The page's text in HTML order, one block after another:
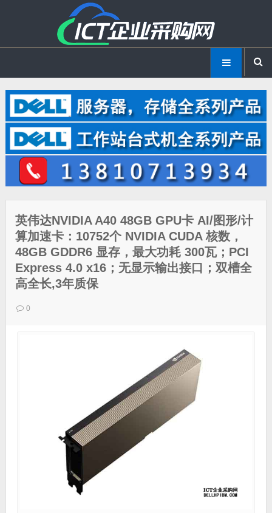
英伟达NVIDIA A40 48GB GPU卡 AI/图形/计
算加速卡：10752个 NVIDIA CUDA 核数，
48GB GDDR6 显存，最大功耗 300瓦；PCI
Express 4.0 x16；无显示输出接口；双槽全
高全长,3年质保
0